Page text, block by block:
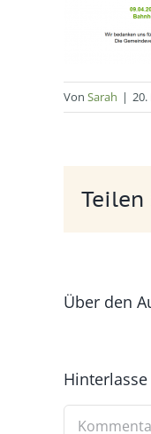
Von Sarah | 20.
Teilen
Über den
Kommentar